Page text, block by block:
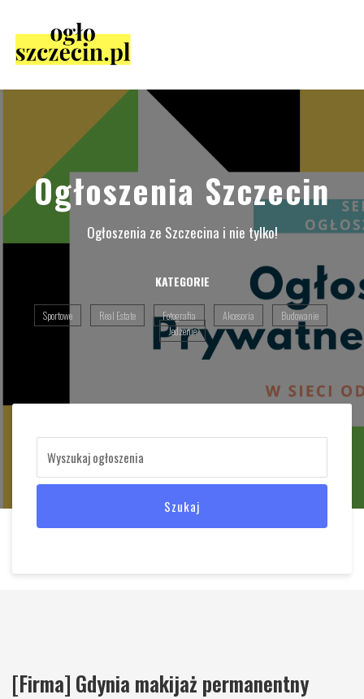
Ogłoszenia Szczecin
Ogłoszenia ze Szczecina i nie tylko!
KATEGORIE
Sportowe Real Estate Fotografia Akcesoria
Budowanie
Jedzenie
Szukaj
[Firma] Gdynia makijaż permanentny